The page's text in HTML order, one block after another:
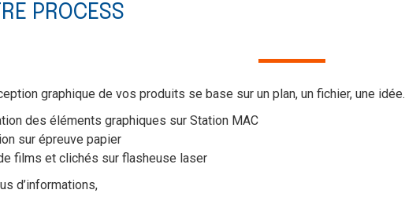
PROCESS
graphique de vos produits se base sur un plan, un fichier, une idée.
des éléments graphiques sur Station MAC
sur épreuve papier
films et clichés sur flasheuse laser
d’informations,